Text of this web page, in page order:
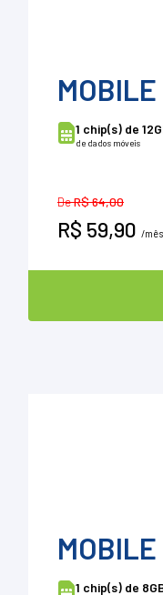
1 chip(s) de
de dados móveis
DeR$ 64,00
R$ 59,90 /
1 chip(s) de